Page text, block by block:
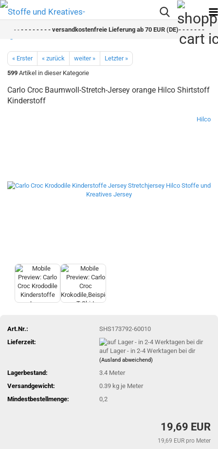
- - - - - - - - versandkostenfreie Lieferung ab 70 EUR (DE)- - - - - - - -
« Erster « zurück weiter »
Letzter »
599 Artikel in dieser Kategorie
Carlo Croc Baumwoll-Stretch-Jersey orange Hilco Shirtstoff
Kinderstoff
Hilco
Art.Nr.:
SHS173792-60010
Lieferzeit:
auf Lager - in 2-4 Werktagen bei dir
(Ausland abweichend)
Lagerbestand: 3.4 Meter
Versandgewicht:
0.39 kg je Meter
Mindestbestellmenge:
0,2
19,69 EUR
19,69 EUR pro Meter